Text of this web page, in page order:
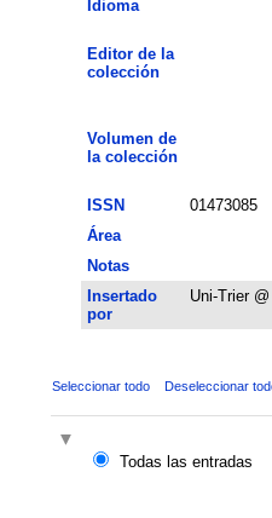
Idioma
Editor de la
colección
Volumen de
la colección
ISSN
01473085
Área
Notas
Insertado
por
Uni-Trier
Seleccionar todo Deseleccionar
Todas las entradas